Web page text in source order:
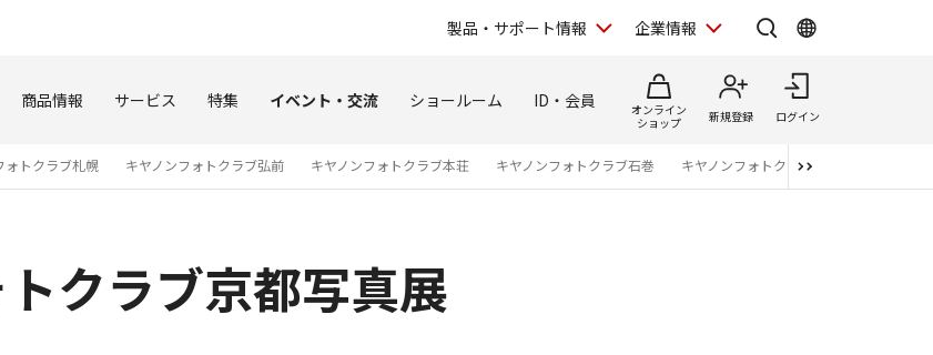
製品・サポート情報 企業情報
商品情報 サービス 特集 イベント・交流 ショールーム ID・会員
オンライン
ショップ
新規登録 ログイン
ォトクラブ札幌 キヤノンフォトクラブ弘前 キヤノンフォトクラブ本荘 キヤノンフォトクラブ石巻 キヤノンフォトクラブ仙台
クラブ京都写真展